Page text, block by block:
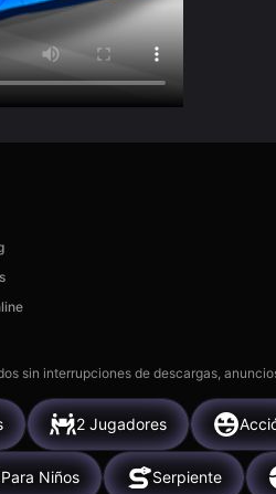
sin interrupciones de descargas,
2 Jugadores
Para Niños Serpiente